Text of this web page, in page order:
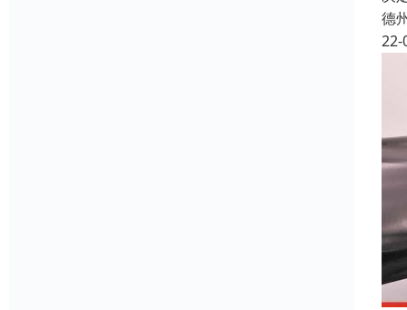
德
22-